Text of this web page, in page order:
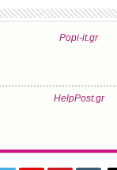
Popi-it.gr
HelpPost.gr